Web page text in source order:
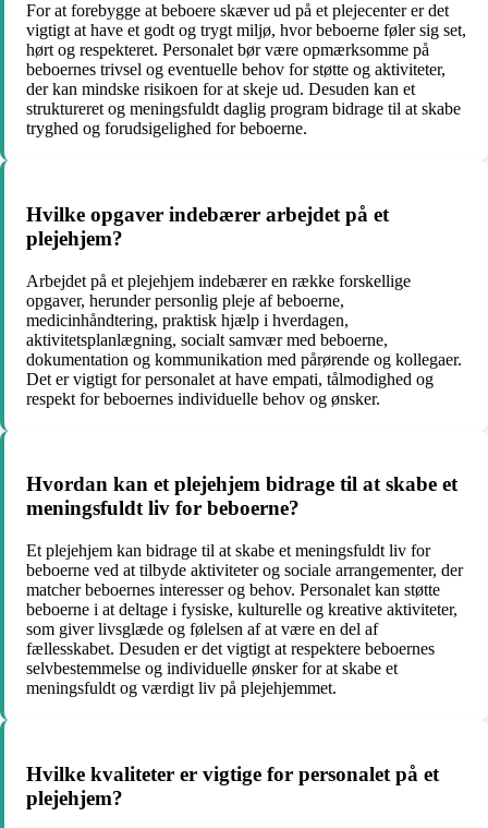
For at forebygge at beboere skæver ud på et plejecenter er det
vigtigt at have et godt og trygt miljø, hvor beboerne føler sig set,
hørt og respekteret. Personalet bør være opmærksomme på
beboernes trivsel og eventuelle behov for støtte og aktiviteter,
der kan mindske risikoen for at skeje ud. Desuden kan et
struktureret og meningsfuldt daglig program bidrage til at skabe
tryghed og forudsigelighed for beboerne.
Hvilke opgaver indebærer arbejdet på et
plejehjem?
Arbejdet på et plejehjem indebærer en række forskellige
opgaver, herunder personlig pleje af beboerne,
medicinhåndtering, praktisk hjælp i hverdagen,
aktivitetsplanlægning, socialt samvær med beboerne,
dokumentation og kommunikation med pårørende og kollegaer.
Det er vigtigt for personalet at have empati, tålmodighed og
respekt for beboernes individuelle behov og ønsker.
Hvordan kan et plejehjem bidrage til at skabe et
meningsfuldt liv for beboerne?
Et plejehjem kan bidrage til at skabe et meningsfuldt liv for
beboerne ved at tilbyde aktiviteter og sociale arrangementer, der
matcher beboernes interesser og behov. Personalet kan støtte
beboerne i at deltage i fysiske, kulturelle og kreative aktiviteter,
som giver livsglæde og følelsen af at være en del af
fællesskabet. Desuden er det vigtigt at respektere beboernes
selvbestemmelse og individuelle ønsker for at skabe et
meningsfuldt og værdigt liv på plejehjemmet.
Hvilke kvaliteter er vigtige for personalet på et
plejehjem?